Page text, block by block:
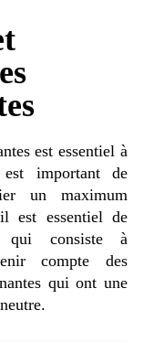
est essentiel à
important de
un maximum
est essentiel de
qui consiste à
compte des
qui ont une